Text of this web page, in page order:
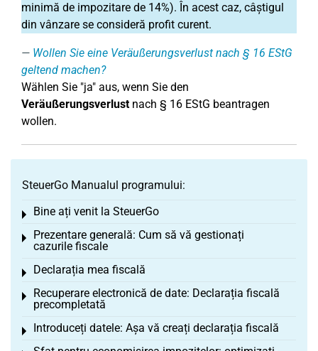
minimă de impozitare de 14%). În acest caz, câștigul
din vânzare se consideră profit curent.
Wollen Sie eine Veräußerungsverlust nach § 16 EStG
geltend machen?
Wählen Sie "ja" aus, wenn Sie den
Veräußerungsverlustnach § 16 EStG beantragen
wollen.
SteuerGo Manualul programului:
Bine ați venit la SteuerGo
Toggle menu
Prezentare generală: Cum să vă gestionați
cazurile fiscale
Toggle menu
Declarația mea fiscală
Toggle menu
Recuperare electronică de date: Declarația fiscală
precompletată
Toggle menu
Introduceți datele: Așa vă creați declarația fiscală
Toggle menu